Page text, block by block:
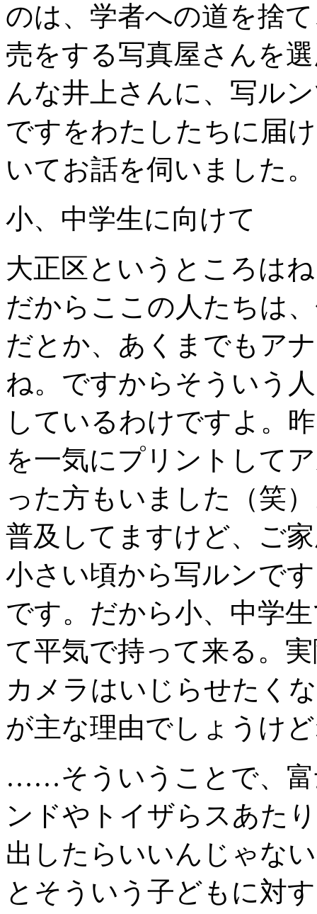
のは、学者への道を捨
売をする写真屋さんを
んな井上さんに、写ル
ですをわたしたちに届
いてお話を伺いました。
小、中学生に向けて
大正区というところは
だからここの人たちは
だとか、あくまでもア
ね。ですからそういう
しているわけですよ。
を一気にプリントして
った方もいました（笑
普及してますけど、ご
小さい頃から写ルンで
です。だから小、中学
て平気で持って来る。
カメラはいじらせたく
が主な理由でしょうけ
……そういうことで、富
ンドやトイザらスあた
出したらいいんじゃな
とそういう子どもに対